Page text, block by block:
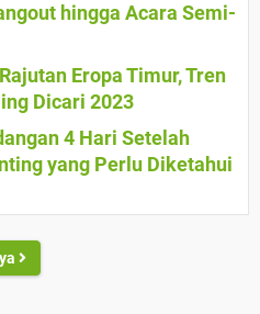
hingga Acara Semi-
Eropa Timur, Tren
Dicari 2023
4 Hari Setelah
yang Perlu Diketahui